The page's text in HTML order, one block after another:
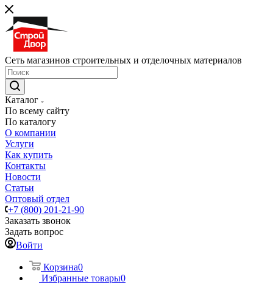
Сеть магазинов строительных и отделочных материалов
Каталог
По всему сайту
По каталогу
О компании
Услуги
Как купить
Контакты
Новости
Статьи
Оптовый отдел
+7 (800) 201-21-90
Заказать звонок
Задать вопрос
Войти
Корзина0
Избранные товары0